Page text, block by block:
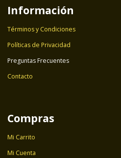
Información
Términos y Condiciones
Políticas de Privacidad
Preguntas Frecuentes
Contacto
Compras
Mi Carrito
Mi Cuenta